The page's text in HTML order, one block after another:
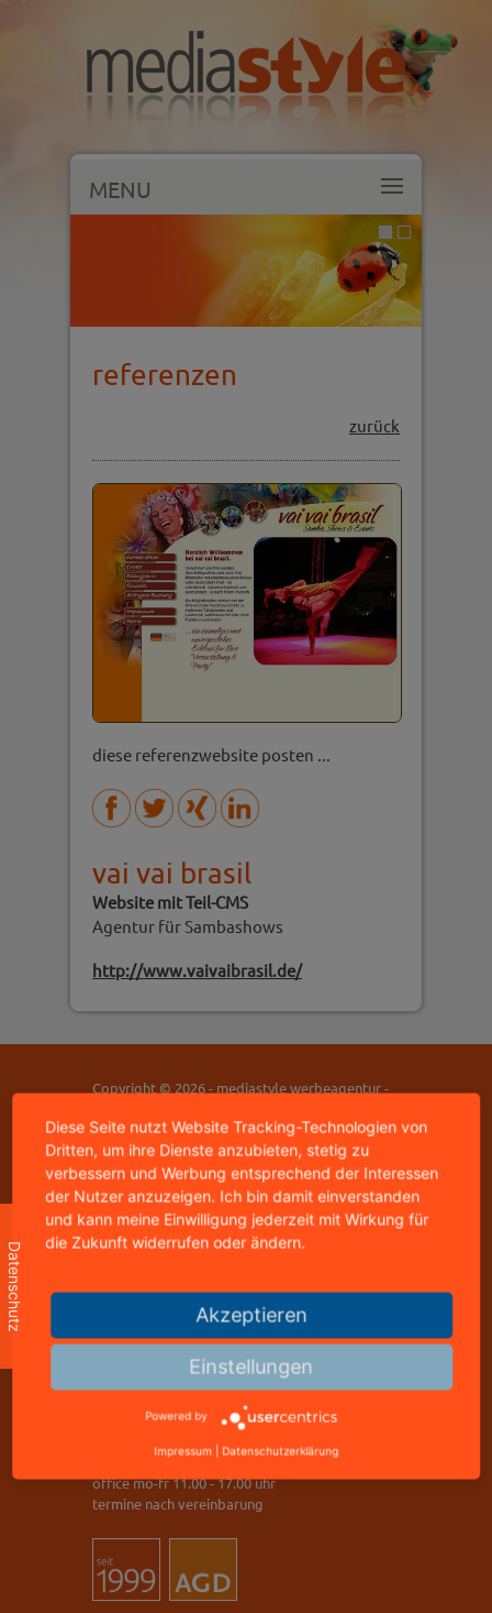
MENU
referenzen
zurück
diese referenzwebsite posten ...
vai vai brasil
Website mit Teil-CMS
Agentur für Sambashows
http://www.vaivaibrasil.de/
Copyright © 2026 - mediastyle werbeagentur -
home |impressum|datenschutz|kontakt
mediastyle werbeagentur
inhaber: jürgen stündl
buchbindergasse 4
telefon: +49 9221 823502
info@mediastyle.de
www.@mediastyle.de
office mo-fr 11.00 - 17.00 uhr
termine nach vereinbarung
Datenschutz
Diese Seite nutzt Website Tracking-Technologien von
Dritten, um ihre Dienste anzubieten, stetig zu
verbessern und Werbung entsprechend der Interessen
der Nutzer anzuzeigen. Ich bin damit einverstanden
und kann meine Einwilligung jederzeit mit Wirkung für
die Zukunft widerrufen oder ändern.
Akzeptieren
Einstellungen
Powered by
Impressum Datenschutzerklärung